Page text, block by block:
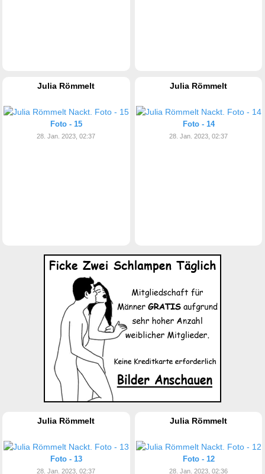
Julia Römmelt
Foto - 15
28. Jan. 2023, 02:37
Julia Römmelt
Foto - 14
28. Jan. 2023, 02:37
Julia Römmelt
Foto - 13
28. Jan. 2023, 02:37
Julia Römmelt
Foto - 12
28. Jan. 2023, 02:36